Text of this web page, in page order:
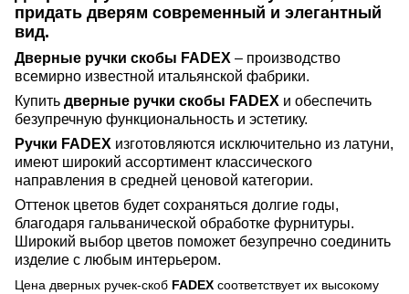
придать дверям современный и элегантный
вид.
Дверные ручки скобы FADEX – производство
всемирно известной итальянской фабрики.
Купить дверные ручки скобы FADEX и обеспечить
безупречную функциональность и эстетику.
Ручки FADEX изготовляются исключительно из латуни,
имеют широкий ассортимент классического
направления в средней ценовой категории.
Оттенок цветов будет сохраняться долгие годы,
благодаря гальванической обработке фурнитуры.
Широкий выбор цветов поможет безупречно соединить
изделие с любым интерьером.
Цена дверных ручек-скоб FADEX соответствует их высокому